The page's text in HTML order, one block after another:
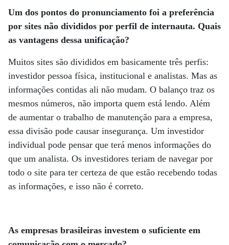
Um dos pontos do pronunciamento foi a preferência
por sites não divididos por perfil de internauta. Quais
as vantagens dessa unificação?
Muitos sites são divididos em basicamente três perfis:
investidor pessoa física, institucional e analistas. Mas as
informações contidas ali não mudam. O balanço traz os
mesmos números, não importa quem está lendo. Além
de aumentar o trabalho de manutenção para a empresa,
essa divisão pode causar insegurança. Um investidor
individual pode pensar que terá menos informações do
que um analista. Os investidores teriam de navegar por
todo o site para ter certeza de que estão recebendo todas
as informações, e isso não é correto.
As empresas brasileiras investem o suficiente em